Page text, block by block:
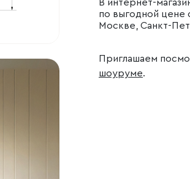
В интернет-
по выгодной цене
Москве, Санкт-
Приглашаем
шоуруме.